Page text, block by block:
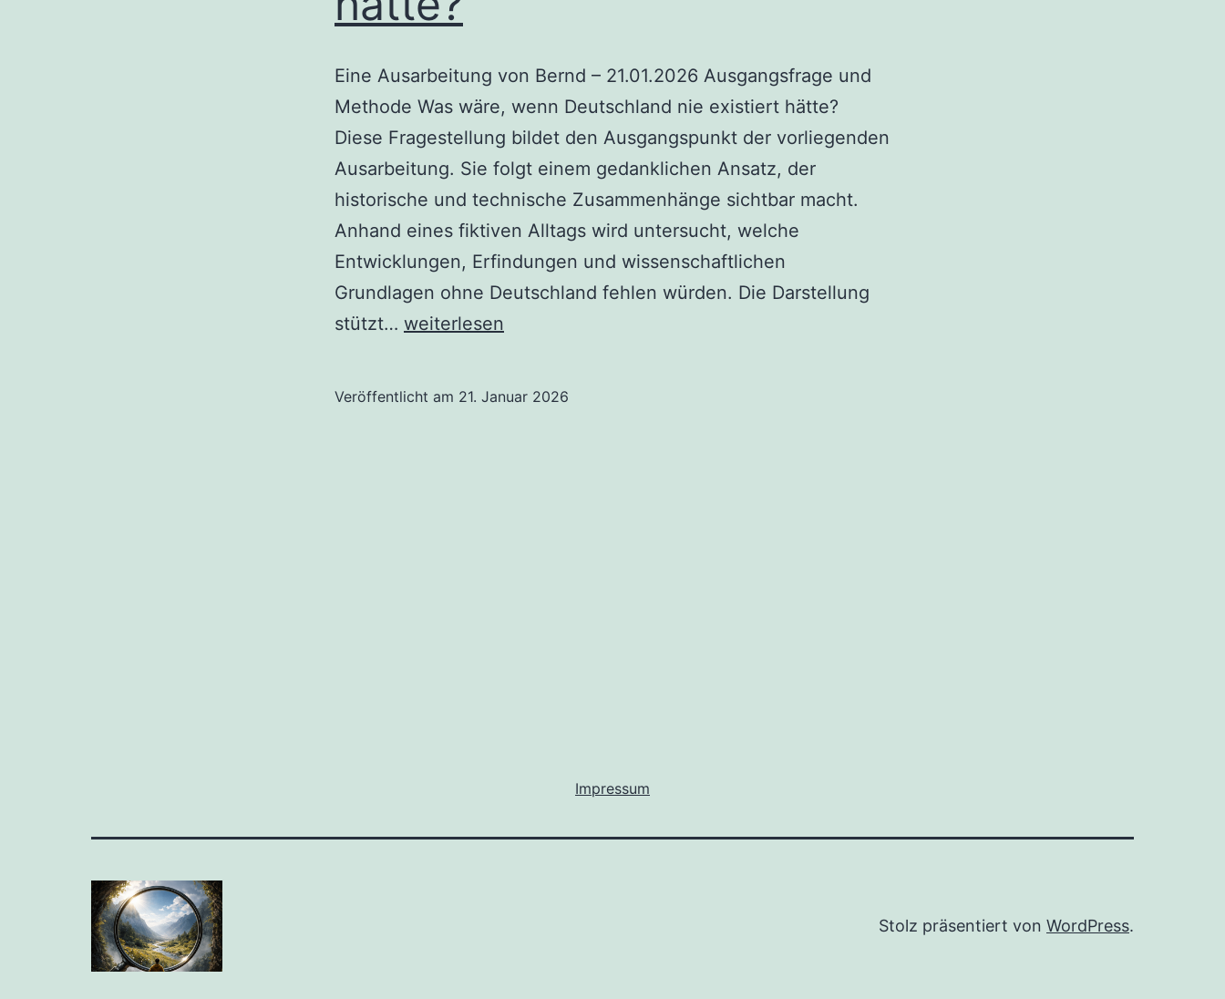
Eine Ausarbeitung von Bernd – 21.01.2026 Ausgangsfrage und
Methode Was wäre, wenn Deutschland nie existiert hätte?
Diese Fragestellung bildet den Ausgangspunkt der vorliegenden
Ausarbeitung. Sie folgt einem gedanklichen Ansatz, der
historische und technische Zusammenhänge sichtbar macht.
Anhand eines fiktiven Alltags wird untersucht, welche
Entwicklungen, Erfindungen und wissenschaftlichen
Grundlagen ohne Deutschland fehlen würden. Die Darstellung
stützt… Was
weiterlesen
Veröffentlicht am 21. Januar 2026
Impressum
Stolz präsentiert von WordPress.